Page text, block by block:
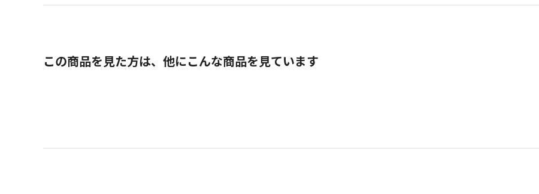
この商品を見た方は、他にこんな商品を見ています